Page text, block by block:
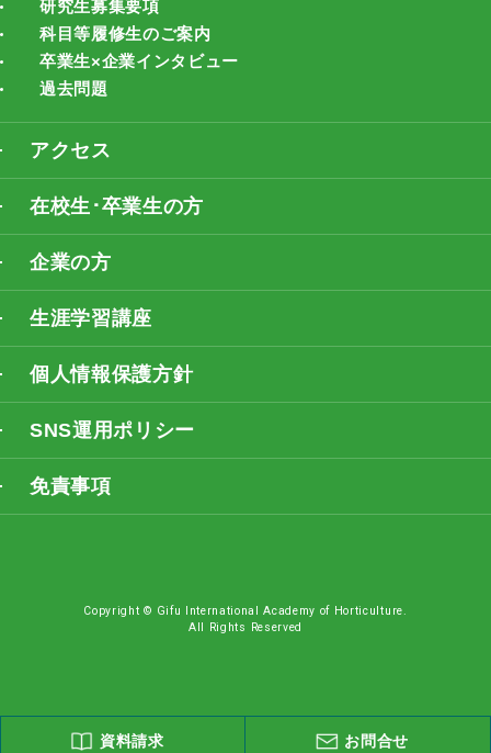
研究生募集要項
科目等履修生のご案内
卒業生×企業インタビュー
過去問題
アクセス
在校生･卒業生の方
企業の方
生涯学習講座
個人情報保護方針
SNS運用ポリシー
免責事項
Copyright © Gifu International Academy of Horticulture.
All Rights Reserved
資料請求 お問合せ